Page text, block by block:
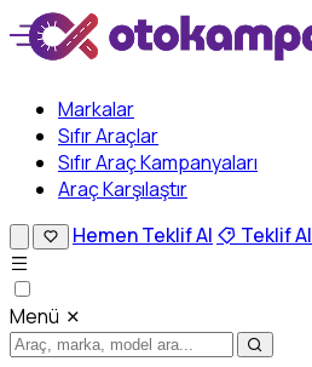
Markalar
Sıfır Araçlar
Sıfır Araç Kampanyaları
Araç Karşılaştır
Hemen Teklif Al Teklif Al
Menü